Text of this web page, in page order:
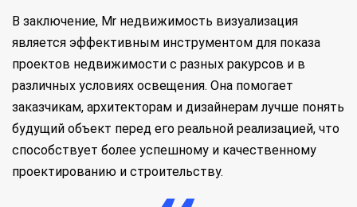
В заключение, Mr недвижимость визуализация
является эффективным инструментом для показа
проектов недвижимости с разных ракурсов и в
различных условиях освещения. Она помогает
заказчикам, архитекторам и дизайнерам лучше понять
будущий объект перед его реальной реализацией, что
способствует более успешному и качественному
проектированию и строительству.